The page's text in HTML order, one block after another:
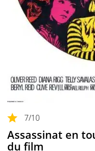
7/10
Assassinat en
du film